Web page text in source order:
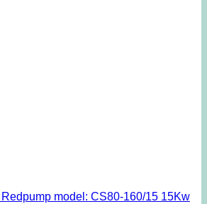
model: CS80-160/15 15Kw